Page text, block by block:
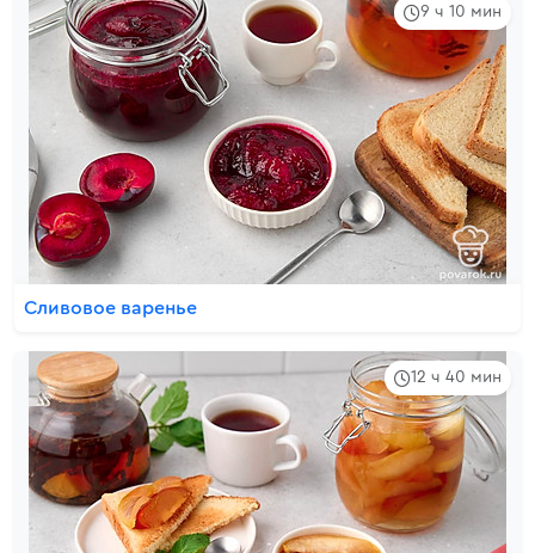
9 ч 10 мин
Сливовое варенье
12 ч 40 мин